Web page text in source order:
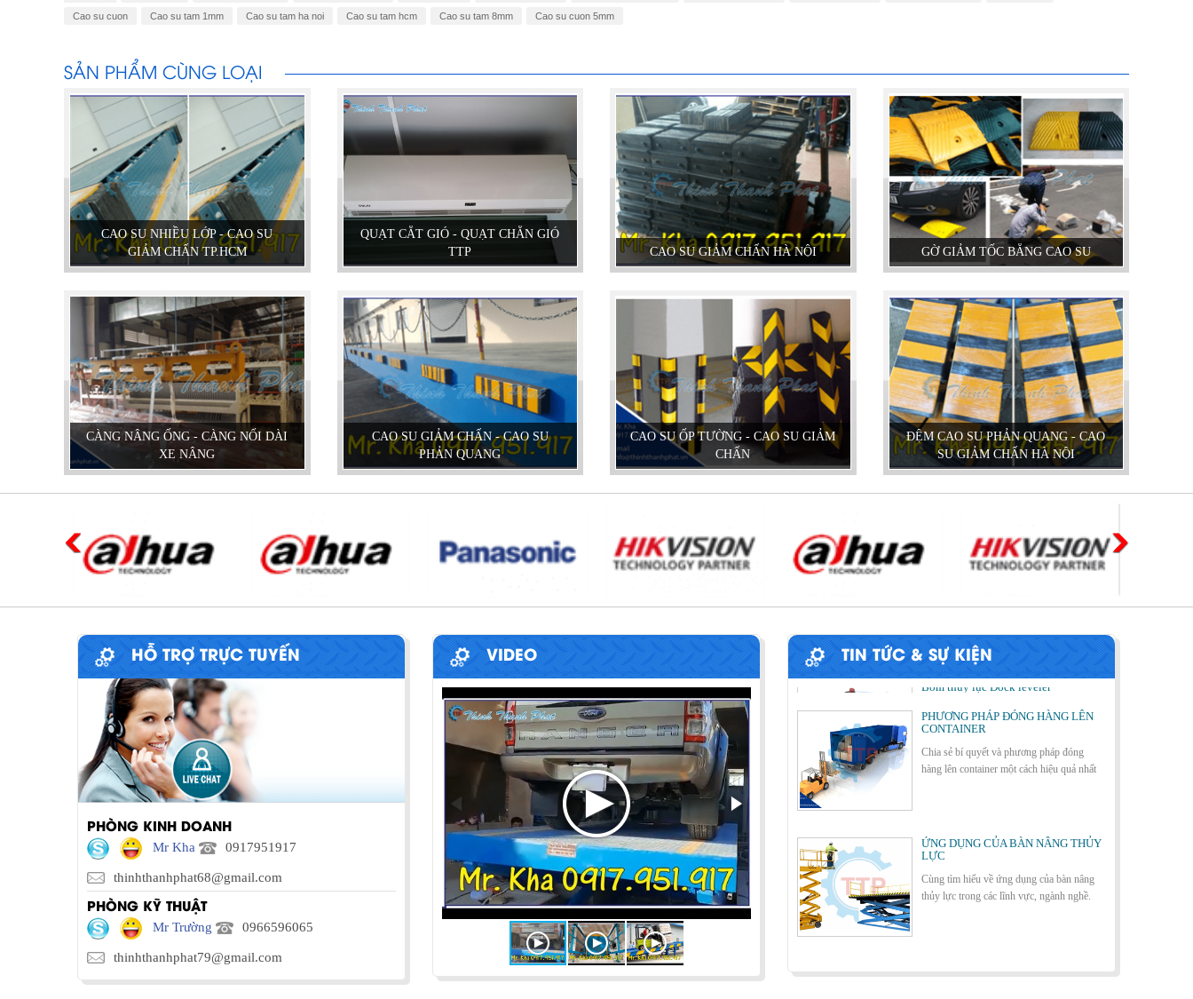
Cao su cuon Cao su tam 1mm Cao su tam ha noi Cao su tam hcm Cao su tam 8mm Cao su cuon 5mm
SẢN PHẨM CÙNG LOẠI
CAO SU NHIỀU LỚP - CAO SU
GIẢM CHẤN TP.HCM
QUẠT CẮT GIÓ - QUẠT CHẮN GIÓ
TTP
CAO SU GIẢM CHẤN HÀ NỘI GỜ GIẢM TỐC BẰNG CAO SU
CÀNG NÂNG ỐNG - CÀNG NỐI DÀI
XE NÂNG
CAO SU GIẢM CHẤN - CAO SU
PHẢN QUANG
CAO SU ỐP TƯỜNG - CAO SU GIẢM
CHẤN
ĐỆM CAO SU PHẢN QUANG - CAO
SU GIẢM CHẤN HÀ NỘI
HỖ TRỢ TRỰC TUYẾN
PHÒNG KINH DOANH
Mr Kha 0917951917
thinhthanhphat68@gmail.com
PHÒNG KỸ THUẬT
Mr Trường 0966596065
thinhthanhphat79@gmail.com
VIDEO TIN TỨC & SỰ KIỆN
PHƯƠNG PHÁP ĐÓNG HÀNG LÊN
CONTAINER
Chia sẻ bí quyết và phương pháp đóng
hàng lên container một cách hiệu quả nhất
ỨNG DỤNG CỦA BÀN NÂNG THỦY
LỰC
Cùng tìm hiểu về ứng dụng của bàn nâng
thủy lực trong các lĩnh vực, ngành nghề.
BÀN NÂNG THỦY LỰC MINI
Bơm thủy lực Dock leveler
Cầu container - Giải pháp nâng dỡ
Cầu xe nâng tên tiếng anh là gì? | Cầu
xe nâng THỊNH THÀNH PHÁT
đáp nhé!!!
PHƯƠNG PHÁP ĐÓNG HÀNG LÊN
Chia sẻ bí quyết và phương pháp đóng
hàng lên container một cách hiệu quả nhất
Cùng tìm hiểu về ứng dụng của bàn nâng
thủy lực trong các lĩnh vực, ngành nghề.